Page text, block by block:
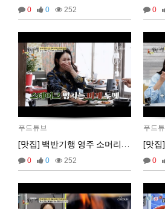
0 0 252 0
푸드튜브
[맛집] 백반기행 영주 소머리국밥
0 0 252
푸드
[맛집
0
비회원67de1qasc4tnqvqv155pp4l5if 워워
벌레세끼 원투원투
2026년 01월 03일
비회원7dck40vnii67gh999kiubtnpip 1명
2026년 03월 10일 화
비회원8e48be417jjo2ju090lv65fnf5 일본인이 카레가 맛있으면 하는